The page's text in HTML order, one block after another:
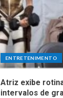
ENTRETENIMENTO
Atriz exibe
intervalos de